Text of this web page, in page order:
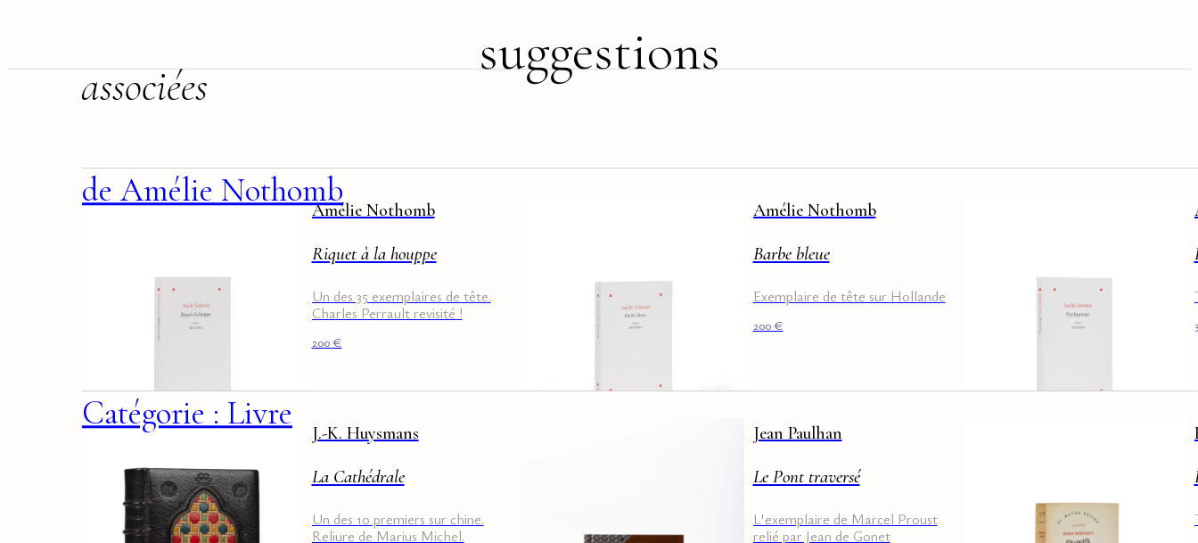
suggestions
associées
de Amélie NothombAmélie Nothomb
Riquet à la houppe
Un des 35 exemplaires de tête.
Charles Perrault revisité !
200€
Amélie Nothomb
Barbe bleue
Exemplaire de tête sur Hollande
200€
Catégorie : Livre J.-K. Huysmans
La Cathédrale
Un des 10 premiers sur chine.
Reliure de Marius Michel.
Jean Paulhan
Le Pont traversé
L'exemplaire de Marcel Proust
relié par Jean de Gonet